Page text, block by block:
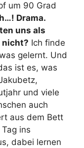
um 90 Grad
Drama.
uns als
nicht? Ich finde
gelernt. Und
ist es, was
und viele
auch
aus dem Bett
ins
dabei lernen